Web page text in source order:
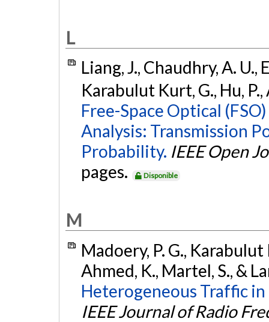
L
Liang, J., Chaudhry, A. U.,
Karabulut Kurt, G., Hu,
Free-Space Optical
Analysis: Transmission
Probability. IEEE Open
pages.
Disponible
M
Madoery, P. G.,
Ahmed, K., Martel, S., &
Heterogeneous Traffic
IEEE Journal of Radio